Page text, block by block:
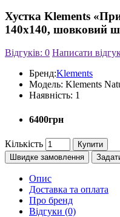
Хустка Klements
140x140, шовковий
Відгуків: 0 Написати
Бренд:Klements
Модель: Klements
Наявність: 1
6400грн
Кількість
Купити
Швидке замовлення
Опис
Доставка та оплата
Про бренд
Відгуки (0)